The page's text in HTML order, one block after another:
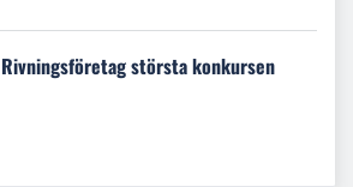
Rivningsföretag största konkursen